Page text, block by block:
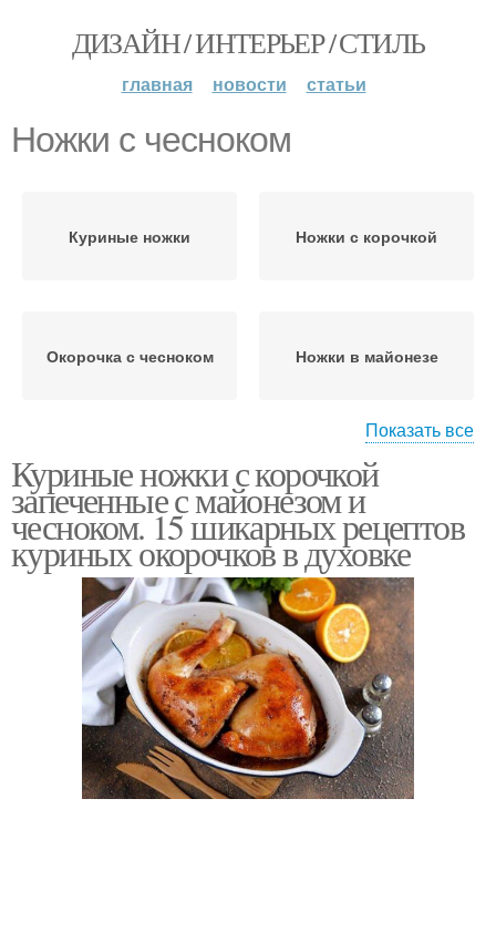
ДИЗАЙН / ИНТЕРЬЕР / СТИЛЬ
главная новости статьи
Ножки с чесноком
Куриные ножки Ножки с корочкой
Окорочка с чесноком Ножки в майонезе
Ножки в духовке Ножки в фольге
Ножки с луком Ножки в кефире
Ножки в горчично-
медовом маринаде
Ножки в соевом соусе
Показать все
Куриные ножки с корочкой
запеченные с майонезом и
чесноком. 15 шикарных рецептов
куриных окорочков в духовке